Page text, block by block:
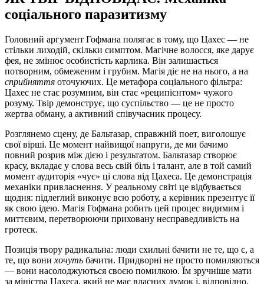
соціального паразитизму
Головний аргумент Гофмана полягає в тому, що Цахес — не
стільки лиходій, скільки симптом. Магічне волосся, яке дарує
фея, не змінює особистість карлика. Він залишається
потворним, обмеженим і грубим. Магія діє не на нього, а на
сприйняття оточуючих. Це метафора соціального фільтра:
Цахес не стає розумним, він стає «реципієнтом» чужого
розуму. Твір демонструє, що суспільство — це не просто
жертва обману, а активний співучасник процесу.
Розглянемо сцену, де Бальтазар, справжній поет, виголошує
свої вірші. Це момент найвищої напруги, де ми бачимо
повний розрив між дією і результатом. Бальтазар створює
красу, вкладає у слова весь свій біль і талант, але в той самий
момент аудиторія «чує» ці слова від Цахеса. Це демонстрація
механіки привласнення. У реальному світі це відбувається
щодня: підлеглий виконує всю роботу, а керівник презентує її
як свою ідею. Магія Гофмана робить цей процес видимим і
миттєвим, перетворюючи приховану несправедливість на
гротеск.
Позиція твору радикальна: люди схильні бачити не те, що є, а
те, що вони хочуть бачити. Придворні не просто помиляються
— вони насолоджуються своєю помилкою. Їм зручніше мати
за міністра Цахеса, який не має власних думок і, відповідно,